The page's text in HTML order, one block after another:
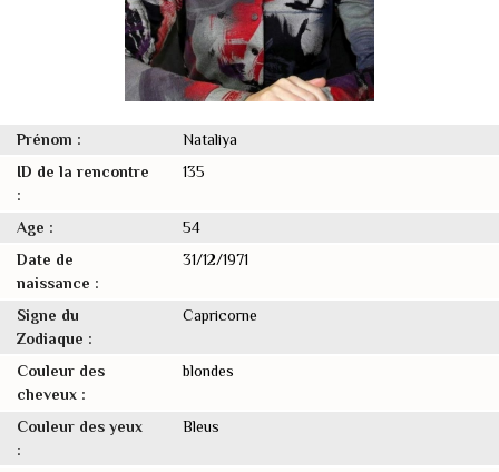
Prénom :
Nataliya
ID de la rencontre
:
135
Age :
54
Date de
naissance :
31/12/1971
Signe du
Zodiaque :
Capricorne
Couleur des
cheveux :
blondes
Couleur des yeux
:
Bleus